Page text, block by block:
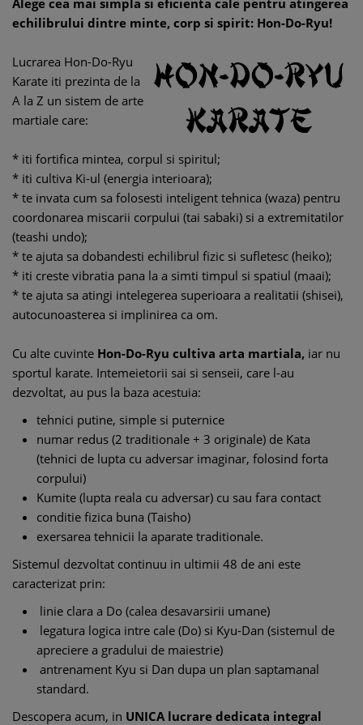
Alege cea mai simpla si eficienta cale pentru atingerea
echilibrului dintre minte, corp si spirit: Hon-Do-Ryu!
Lucrarea Hon-Do-Ryu
Karate iti prezinta de la
A la Z un sistem de arte
martiale care:
* iti fortifica mintea, corpul si spiritul;
* iti cultiva Ki-ul (energia interioara);
* te invata cum sa folosesti inteligent tehnica (waza) pentru
coordonarea miscarii corpului (tai sabaki) si a extremitatilor
(teashi undo);
* te ajuta sa dobandesti echilibrul fizic si sufletesc (heiko);
* iti creste vibratia pana la a simti timpul si spatiul (maai);
* te ajuta sa atingi intelegerea superioara a realitatii (shisei),
autocunoasterea si implinirea ca om.
Cu alte cuvinte Hon-Do-Ryu cultiva arta martiala, iar nu
sportul karate. Intemeietorii sai si senseii, care l-au
dezvoltat, au pus la baza acestuia:
tehnici putine, simple si puternice
numar redus (2 traditionale + 3 originale) de Kata
(tehnici de lupta cu adversar imaginar, folosind forta
corpului)
Kumite (lupta reala cu adversar) cu sau fara contact
conditie fizica buna (Taisho)
exersarea tehnicii la aparate traditionale.
Sistemul dezvoltat continuu in ultimii 48 de ani este
caracterizat prin:
linie clara a Do (calea desavarsirii umane)
legatura logica intre cale (Do) si Kyu-Dan (sistemul de
apreciere a gradului de maiestrie)
antrenament Kyu si Dan dupa un plan saptamanal
standard.
Descopera acum, in UNICA lucrare dedicata integral